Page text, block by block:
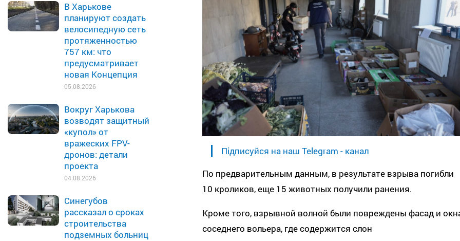
В Харькове
планируют создать
велосипедную сеть
протяженностью
757 км: что
предусматривает
новая Концепция
05.08.2026
Вокруг Харькова
возводят защитный
«купол» от
вражеских FPV-
дронов: детали
проекта
04.08.2026
Синегубов
рассказал о сроках
строительства
подземных больниц
Підписуйся на наш Telegram - канал
По предварительным данным, в результате взрыва погибли
10 кроликов, еще 15 животных получили ранения.
Кроме того, взрывной волной были повреждены фасад и
соседнего вольера, где содержится слон